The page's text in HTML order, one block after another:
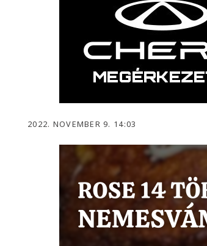
2022. NOVEMBER 9. 14:03